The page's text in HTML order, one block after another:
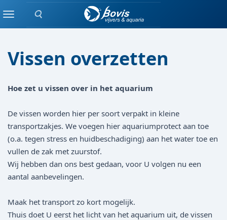
Zoeken
Menu
Vissen overzetten
Hoe zet u vissen over in het aquarium
De vissen worden hier per soort verpakt in kleine
transportzakjes. We voegen hier aquariumprotect aan toe
(o.a. tegen stress en huidbeschadiging) aan het water toe en
vullen de zak met zuurstof.
Wij hebben dan ons best gedaan, voor U volgen nu een
aantal aanbevelingen.
Maak het transport zo kort mogelijk.
Thuis doet U eerst het licht van het aquarium uit, de vissen